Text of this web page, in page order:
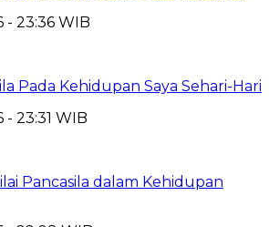
- 23:36 WIB
Pada Kehidupan Saya Sehari-Hari
23:31 WIB
Pancasila dalam Kehidupan